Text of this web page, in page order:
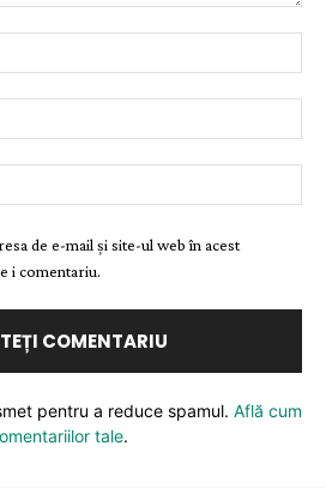
de e-mail și site-ul web în acest
i comentariu.
pentru a reduce spamul. Află cum
tale.